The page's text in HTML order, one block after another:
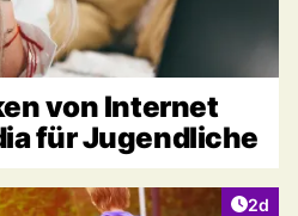
von Internet
für Jugendliche
2d